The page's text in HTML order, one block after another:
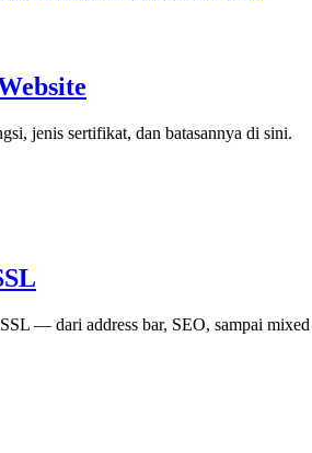
jenis sertifikat, dan batasannya di sini.
— dari address bar, SEO, sampai